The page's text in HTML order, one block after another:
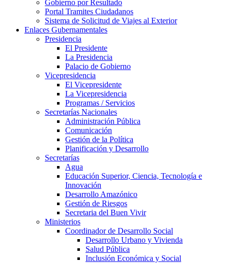
Gobierno por Resultado
Portal Tramites Ciudadanos
Sistema de Solicitud de Viajes al Exterior
Enlaces Gubernamentales
Presidencia
El Presidente
La Presidencia
Palacio de Gobierno
Vicepresidencia
El Vicepresidente
La Vicepresidencia
Programas / Servicios
Secretarías Nacionales
Administración Pública
Comunicación
Gestión de la Política
Planificación y Desarrollo
Secretarías
Agua
Educación Superior, Ciencia, Tecnología e
Innovación
Desarrollo Amazónico
Gestión de Riesgos
Secretaria del Buen Vivir
Ministerios
Coordinador de Desarrollo Social
Desarrollo Urbano y Vivienda
Salud Pública
Inclusión Económica y Social